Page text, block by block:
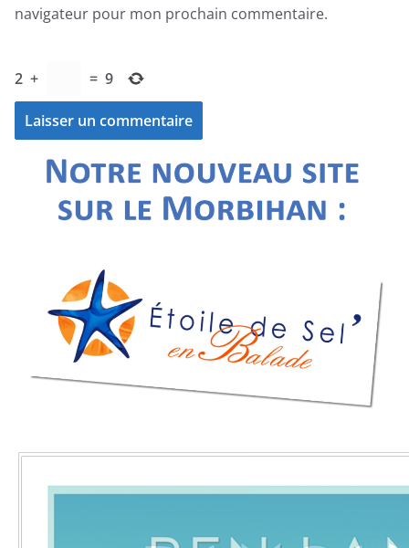
navigateur pour mon prochain commentaire.
2 + = 9